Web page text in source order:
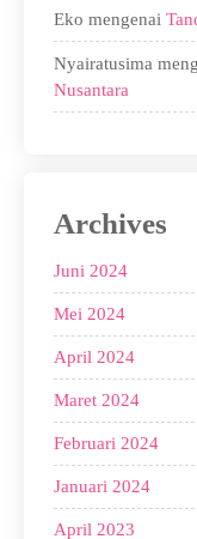
Eko mengenai
Nyairatusima
Nusantara
Archives
Juni 2024
Mei 2024
April 2024
Maret 2024
Februari 2024
Januari 2024
April 2023